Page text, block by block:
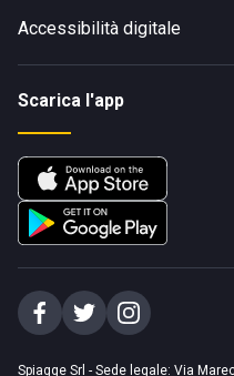
Accessibilità digitale
Scarica l'app
Spiagge Srl - Sede legale: Via